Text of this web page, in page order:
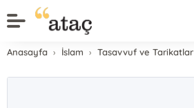
Anasayfa İslam Tasavvuf ve Tarikatlar